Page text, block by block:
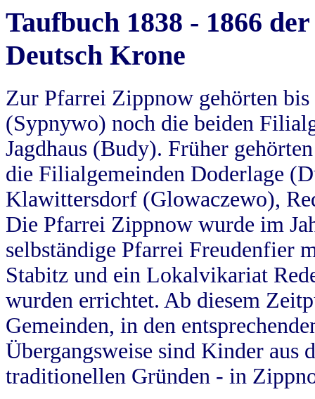
Taufbuch 1838 - 1866
Deutsch Krone
Zur Pfarrei Zippnow gehörten
(Sypnywo) noch die beiden
Jagdhaus (Budy). Früher
die Filialgemeinden Doderlage
Klawittersdorf (Glowaczewo),
Die Pfarrei Zippnow wurde im
selbständige Pfarrei Freudenfier
Stabitz und ein Lokalvikariat
wurden errichtet. Ab diesem
Gemeinden, in den
Übergangsweise sind Kinder aus
traditionellen Gründen - in